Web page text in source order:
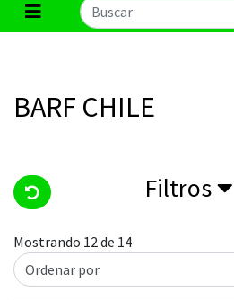
BARF CHILE
Filtros
Mostrando 12 de 14